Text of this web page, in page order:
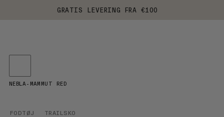
GRATIS LEVERING FRA €100
FODTØJ TRAILSKO
NEBLA-MAMMUT RED